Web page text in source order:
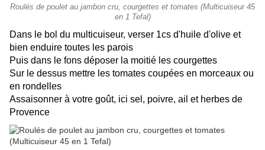
Roulés de poulet au jambon cru, courgettes et tomates (Multicuiseur 45
en 1 Tefal)
Dans le bol du multicuiseur, verser 1cs d'huile d'olive et
bien enduire toutes les parois
Puis dans le fons déposer la moitié les courgettes
Sur le dessus mettre les tomates coupées en morceaux ou
en rondelles
Assaisonner à votre goût, ici sel, poivre, ail et herbes de
Provence